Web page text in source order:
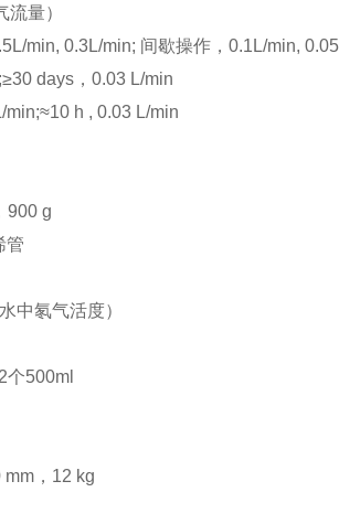
量）
min, 0.3L/min; 间歇操作，0.1L/min,
days，0.03 L/min
h , 0.03 L/min
900 g
管
中氡气活度）
个500ml
mm，12 kg